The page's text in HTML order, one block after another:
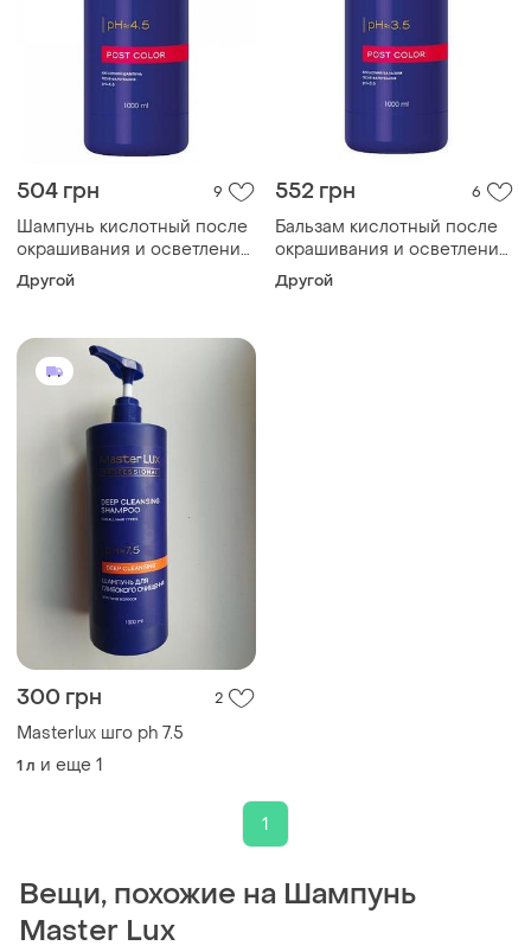
504 грн 9
Шампунь кислотный после
окрашивания и осветления
волос masterlux post color,
1000 мл
Другой
552 грн 6
Бальзам кислотный после
окрашивания и осветления
волос master lux, 1000 мл
Другой
300 грн 2
Masterlux шго ph 7.5
1 л и еще 1
1
Вещи, похожие на Шампунь
Master Lux